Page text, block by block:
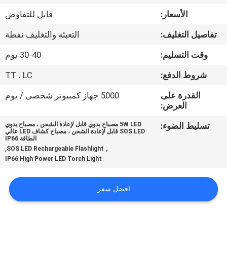
مراقبة
الجودة
اتصل
أخبار
خريطة
الأسعار:
قابل للتفاوض
تفاصيل التغليف:
التعبئة والتغليف نفطة
وقت التسليم:
30-40 يوم
شروط الدفع:
TT ، LC
القدرة على
العرض:
5000 جهاز كمبيوتر شخصى / يوم
تسليط الضوء:
5W LED مصباح يدوي قابل لإعادة الشحن ، مصباح يدوي
SOS LED قابل لإعادة الشحن ، مصباح كشاف LED عالي
الطاقة IP66
,
SOS LED Rechargeable Flashlight
,
IP66 High Power LED Torch Light
افضل سعر